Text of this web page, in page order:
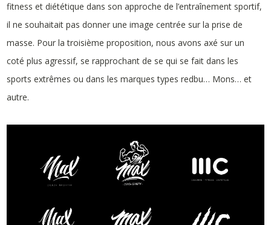
fitness et diététique dans son approche de l’entraînement sportif,
il ne souhaitait pas donner une image centrée sur la prise de
masse. Pour la troisième proposition, nous avons axé sur un
coté plus agressif, se rapprochant de se qui se fait dans les
sports extrêmes ou dans les marques types redbu… Mons… et
autre.